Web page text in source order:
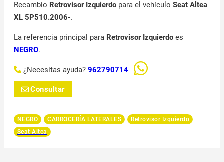
Recambio Retrovisor Izquierdopara el vehículo Seat Altea
XL 5P510.2006-.
La referencia principal para Retrovisor Izquierdoes
NEGRO.
¿Necesitas ayuda? 962790714
Consultar
NEGRO CARROCERÍA LATERALES
Retrovisor Izquierdo
Seat Altea